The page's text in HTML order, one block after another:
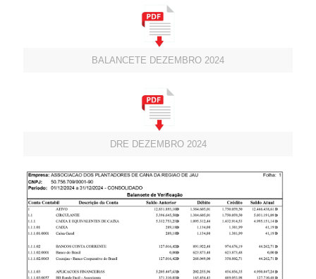
BALANCETE DEZEMBRO 2024
DRE DEZEMBRO 2024